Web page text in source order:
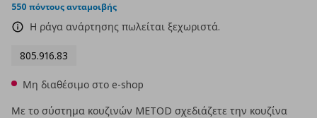
550 πόντους ανταμοιβής
Η ράγα ανάρτησης πωλείται ξεχωριστά.
805.916.83
Μη διαθέσιμο στο e-shop
Με το σύστημα κουζινών METOD σχεδιάζετε την κουζίνα